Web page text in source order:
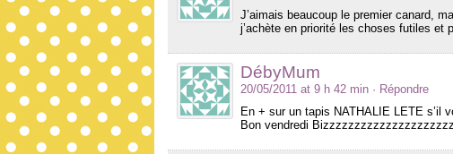
J’aimais beaucoup le premier canard,
j’achète en priorité les choses futiles et
DébyMum
20/05/2011 at 9 h 42 min · Répondre
En + sur un tapis NATHALIE LETE s’il
Bon vendredi Bizzzzzzzzzzzzzzzzzzzzz